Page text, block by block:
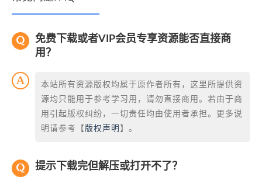
免费下载或者VIP会员专享资源能否直接商
用？
本站所有资源版权均属于原作者所有，这里所提供资
源均只能用于参考学习用，请勿直接商用。若由于商
用引起版权纠纷，一切责任均由使用者承担。更多说
明请参考【 版权声明 】。
提示下载完但解压或打开不了？